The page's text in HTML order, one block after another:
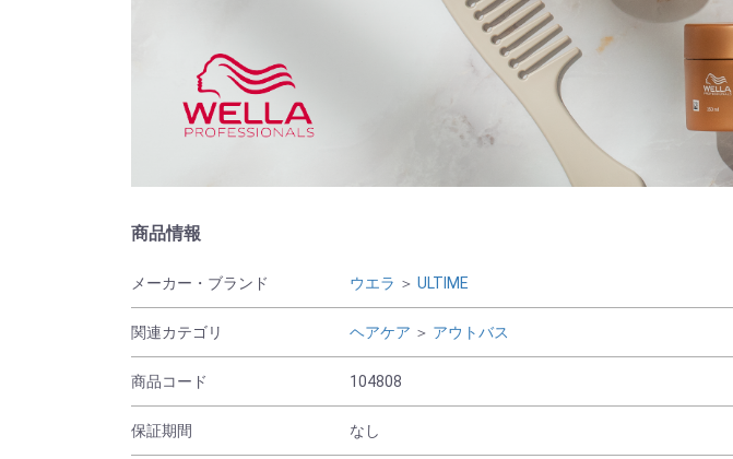
商品情報
メーカー・ブランド ウエラ ＞ ULTIME
関連カテゴリ ヘアケア ＞ アウトバス
商品コード 104808
保証期間 なし